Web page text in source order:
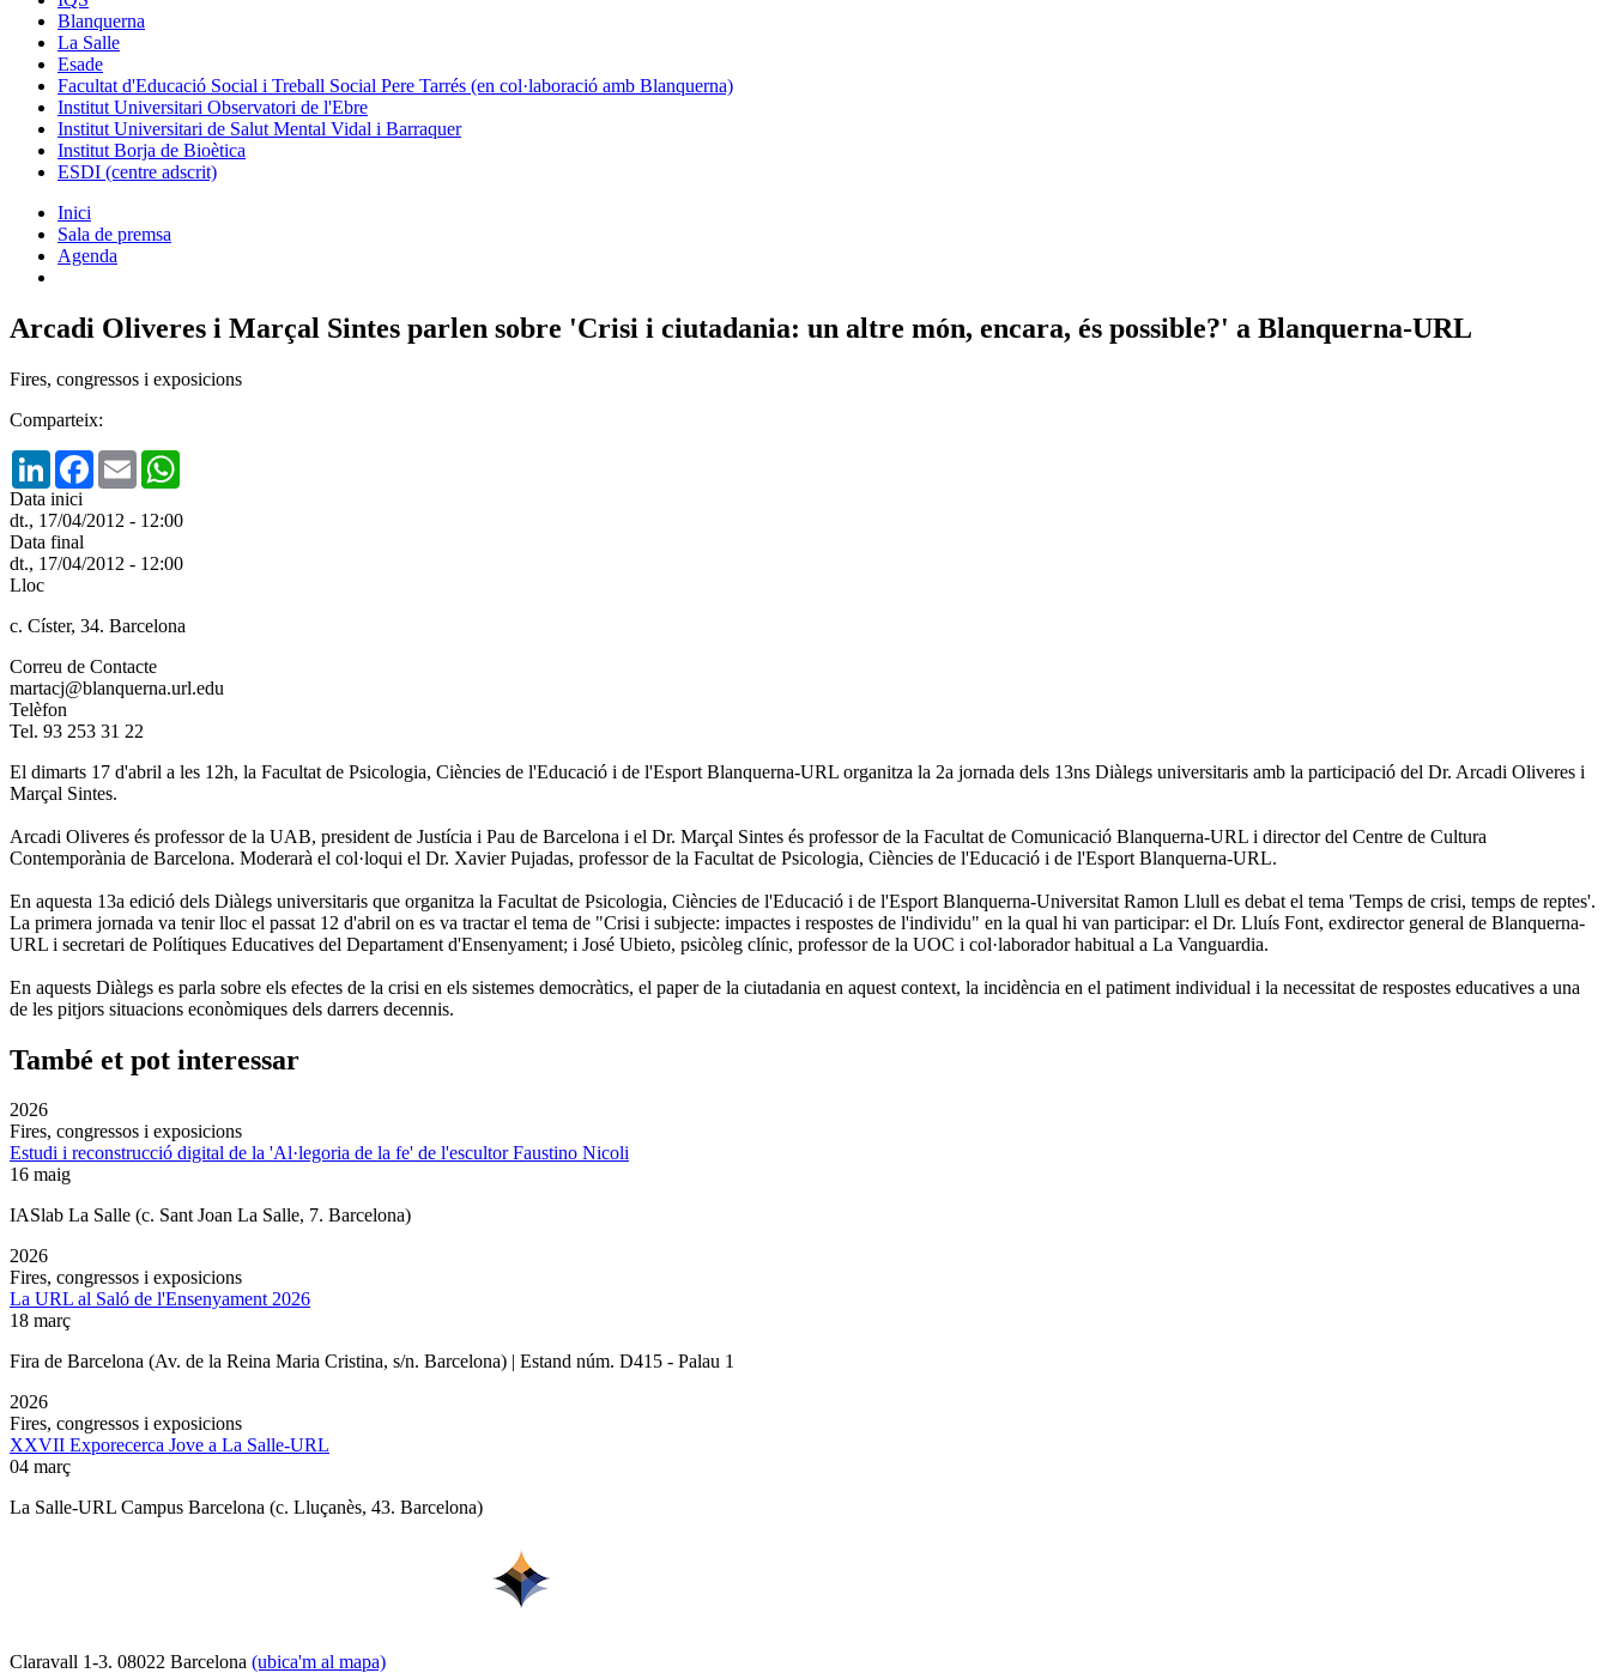
Blanquerna
La Salle
Esade
Facultat d'Educació Social i Treball Social Pere Tarrés (en col·laboració amb Blanquerna)
Institut Universitari Observatori de l'Ebre
Institut Universitari de Salut Mental Vidal i Barraquer
Institut Borja de Bioètica
ESDI (centre adscrit)
Inici
Sala de premsa
Agenda
Arcadi Oliveres i Marçal Sintes parlen sobre 'Crisi i ciutadania: un altre món, encara, és possible?' a Blanquerna-URL
Fires, congressos i exposicions
Comparteix:
LinkedInFacebook
Email
Data inici
dt., 17/04/2012 - 12:00
Data final
dt., 17/04/2012 - 12:00
Lloc
c. Císter, 34. Barcelona
Correu de Contacte
martacj@blanquerna.url.edu
Telèfon
Tel. 93 253 31 22
El dimarts 17 d'abril a les 12h, la Facultat de Psicologia, Ciències de l'Educació i de l'Esport Blanquerna-URL organitza la 2a jornada dels 13ns Diàlegs universitaris amb la participació del Dr. Arcadi Oliveres i
Marçal Sintes.
Arcadi Oliveres és professor de la UAB, president de Justícia i Pau de Barcelona i el Dr. Marçal Sintes és professor de la Facultat de Comunicació Blanquerna-URL i director del Centre de Cultura
Contemporània de Barcelona. Moderarà el col·loqui el Dr. Xavier Pujadas, professor de la Facultat de Psicologia, Ciències de l'Educació i de l'Esport Blanquerna-URL.
En aquesta 13a edició dels Diàlegs universitaris que organitza la Facultat de Psicologia, Ciències de l'Educació i de l'Esport Blanquerna-Universitat Ramon Llull es debat el tema 'Temps de crisi, temps de reptes'.
La primera jornada va tenir lloc el passat 12 d'abril on es va tractar el tema de "Crisi i subjecte: impactes i respostes de l'individu" en la qual hi van participar: el Dr. Lluís Font, exdirector general de Blanquerna-
URL i secretari de Polítiques Educatives del Departament d'Ensenyament; i José Ubieto, psicòleg clínic, professor de la UOC i col·laborador habitual a La Vanguardia.
En aquests Diàlegs es parla sobre els efectes de la crisi en els sistemes democràtics, el paper de la ciutadania en aquest context, la incidència en el patiment individual i la necessitat de respostes educatives a una
de les pitjors situacions econòmiques dels darrers decennis.
També et pot interessar
2026
Fires, congressos i exposicions
Estudi i reconstrucció digital de la 'Al·legoria de la fe' de l'escultor Faustino Nicoli
16 maig
IASlab La Salle (c. Sant Joan La Salle, 7. Barcelona)
2026
Fires, congressos i exposicions
La URL al Saló de l'Ensenyament 2026
18 març
Fira de Barcelona (Av. de la Reina Maria Cristina, s/n. Barcelona) | Estand núm. D415 - Palau 1
2026
Fires, congressos i exposicions
XXVII Exporecerca Jove a La Salle-URL
04 març
La Salle-URL Campus Barcelona (c. Lluçanès, 43. Barcelona)
Claravall 1-3. 08022 Barcelona (ubica'm al mapa)